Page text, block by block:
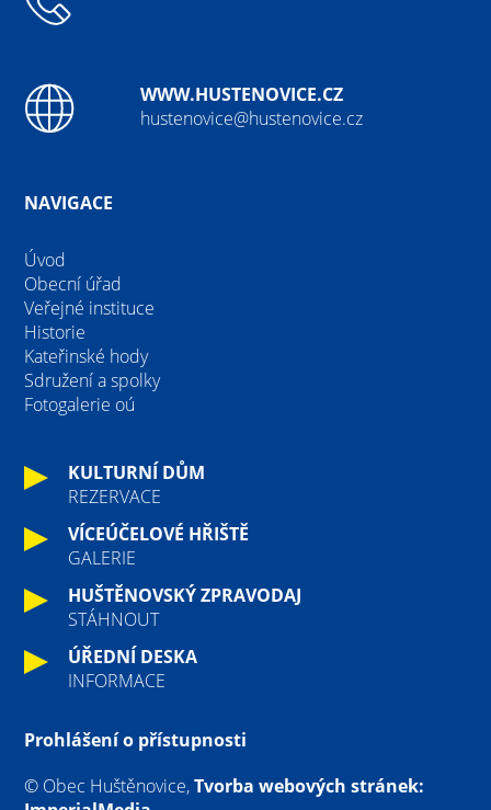
WWW.HUSTENOVICE.CZ
hustenovice@hustenovice.cz
NAVIGACE
Úvod
Obecní úřad
Veřejné instituce
Historie
Kateřinské hody
Sdružení a spolky
Fotogalerie oú
KULTURNÍ DŮM
REZERVACE
VÍCEÚČELOVÉ HŘIŠTĚ
GALERIE
HUŠTĚNOVSKÝ ZPRAVODAJ
STÁHNOUT
ÚŘEDNÍ DESKA
INFORMACE
© Obec Huštěnovice,Tvorba webových stránek:
Prohlášení o přístupnosti